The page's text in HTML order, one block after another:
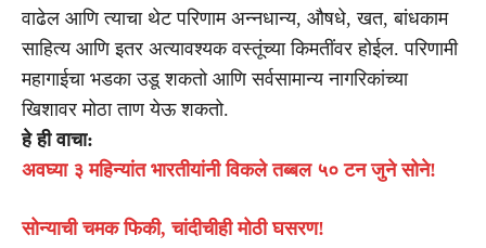
वाढेल आणि त्याचा थेट परिणाम अन्नधान्य, औषधे, खत, बांधकाम
साहित्य आणि इतर अत्यावश्यक वस्तूंच्या किमतींवर होईल. परिणामी
महागाईचा भडका उडू शकतो आणि सर्वसामान्य नागरिकांच्या
खिशावर मोठा ताण येऊ शकतो.
हे ही वाचा:
अवघ्या ३ महिन्यांत भारतीयांनी विकले तब्बल ५० टन जुने सोने!
सोन्याची चमक फिकी, चांदीचीही मोठी घसरण!